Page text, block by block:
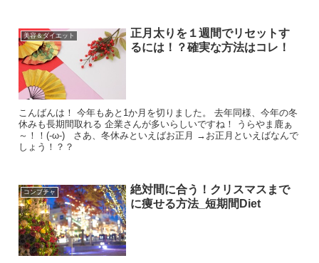
美容＆ダイエット
正月太りを１週間でリセットす
るには！？確実な方法はコレ！
こんばんは！ 今年もあと1か月を切りました。 去年同様、今年の冬
休みも長期間取れる 企業さんが多いらしいですね！ うらやま鹿ぁ
～！！(-ω-) さあ、冬休みといえばお正月 →お正月といえばなんで
しょう！？？
コンブチャ
絶対間に合う！クリスマスまで
に痩せる方法_短期間Diet